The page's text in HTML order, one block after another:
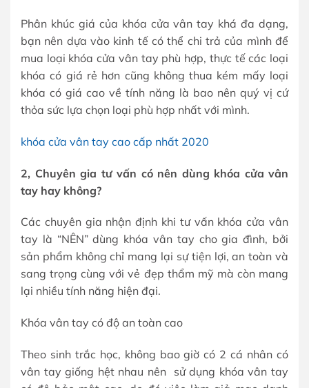
Phân khúc giá của khóa cửa vân tay khá đa dạng,
bạn nên dựa vào kinh tế có thể chi trả của mình để
mua loại khóa cửa vân tay phù hợp, thực tế các loại
khóa có giá rẻ hơn cũng không thua kém mấy loại
khóa có giá cao về tính năng là bao nên quý vị cứ
thỏa sức lựa chọn loại phù hợp nhất với mình.
khóa cửa vân tay cao cấp nhất 2020
2, Chuyên gia tư vấn có nên dùng khóa cửa vân
tay hay không?
Các chuyên gia nhận định khi tư vấn khóa cửa vân
tay là “NÊN” dùng khóa vân tay cho gia đình, bởi
sản phẩm không chỉ mang lại sự tiện lợi, an toàn và
sang trọng cùng với vẻ đẹp thẩm mỹ mà còn mang
lại nhiều tính năng hiện đại.
Khóa vân tay có độ an toàn cao
Theo sinh trắc học, không bao giờ có 2 cá nhân có
vân tay giống hệt nhau nên sử dụng khóa vân tay